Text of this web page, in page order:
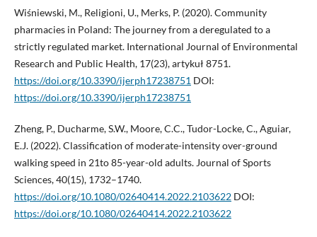
Wiśniewski, M., Religioni, U., Merks, P. (2020). Community
pharmacies in Poland: The journey from a deregulated to a
strictly regulated market. International Journal of Environmental
Research and Public Health, 17(23), artykuł 8751.
https://doi.org/10.3390/ijerph17238751 DOI:
https://doi.org/10.3390/ijerph17238751
Zheng, P., Ducharme, S.W., Moore, C.C., Tudor-Locke, C., Aguiar,
E.J. (2022). Classification of moderate-intensity over-ground
walking speed in 21to 85-year-old adults. Journal of Sports
Sciences, 40(15), 1732–1740.
https://doi.org/10.1080/02640414.2022.2103622DOI:
https://doi.org/10.1080/02640414.2022.2103622